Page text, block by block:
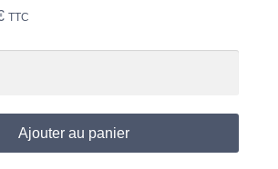
TTC
Ajouter au panier